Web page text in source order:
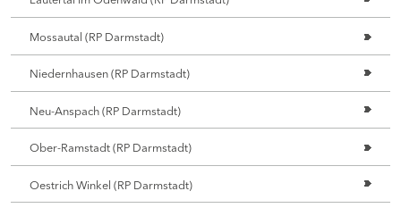
Mossautal (RP Darmstadt)
Niedernhausen (RP Darmstadt)
Neu-Anspach (RP Darmstadt)
Ober-Ramstadt (RP Darmstadt)
Oestrich Winkel (RP Darmstadt)